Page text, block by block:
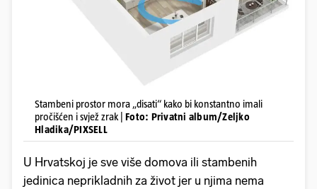
Stambeni prostor mora „disati“ kako bi konstantno imali
pročišćen i svjež zrak | Foto: Privatni album/Zeljko
Hladika/PIXSELL
U Hrvatskoj je sve više domova ili stambenih
jedinica neprikladnih za život jer u njima nema